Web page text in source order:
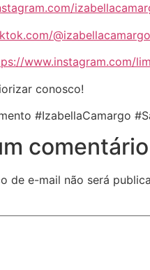
www.instagram.com/
conosco!
#IzabellaCamargo
comentário
de e-mail não será